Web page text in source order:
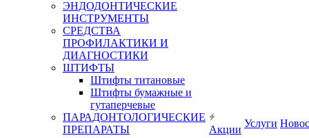
ЭНДОДОНТИЧЕСКИЕ
ИНСТРУМЕНТЫ
СРЕДСТВА
ПРОФИЛАКТИКИ И
ДИАГНОСТИКИ
ШТИФТЫ
Штифты титановые
Штифты бумажные и
гутаперчевые
ПАРАДОНТОЛОГИЧЕСКИЕ
ПРЕПАРАТЫ
Акции
Услуги